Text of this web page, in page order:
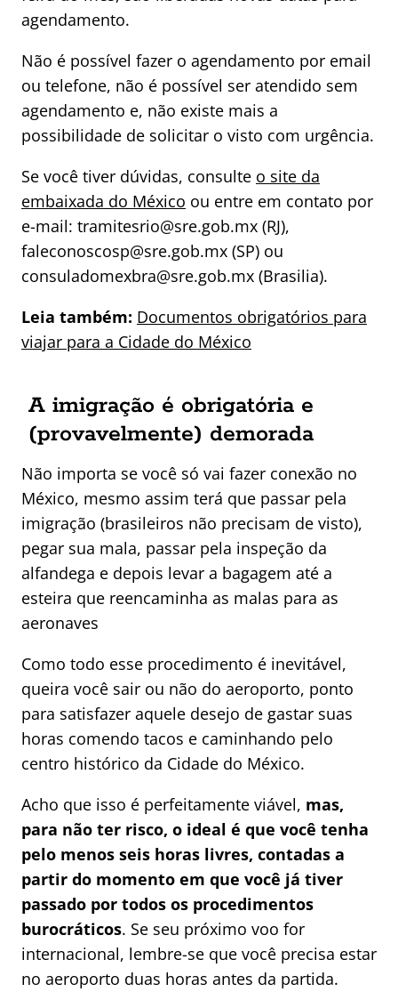
agendamento.
Não é possível fazer o agendamento por email
ou telefone, não é possível ser atendido sem
agendamento e, não existe mais a
possibilidade de solicitar o visto com urgência.
Se você tiver dúvidas, consulte o site da
embaixada do México ou entre em contato por
e-mail: tramitesrio@sre.gob.mx (RJ),
faleconoscosp@sre.gob.mx (SP) ou
consuladomexbra@sre.gob.mx (Brasilia).
Leia também: Documentos obrigatórios para
viajar para a Cidade do México
A imigração é obrigatória e
(provavelmente) demorada
Não importa se você só vai fazer conexão no
México, mesmo assim terá que passar pela
imigração (brasileiros não precisam de visto),
pegar sua mala, passar pela inspeção da
alfandega e depois levar a bagagem até a
esteira que reencaminha as malas para as
aeronaves
Como todo esse procedimento é inevitável,
queira você sair ou não do aeroporto, ponto
para satisfazer aquele desejo de gastar suas
horas comendo tacos e caminhando pelo
centro histórico da Cidade do México.
Acho que isso é perfeitamente viável, mas,
para não ter risco, o ideal é que você tenha
pelo menos seis horas livres, contadas a
partir do momento em que você já tiver
passado por todos os procedimentos
burocráticos. Se seu próximo voo for
internacional, lembre-se que você precisa estar
no aeroporto duas horas antes da partida.